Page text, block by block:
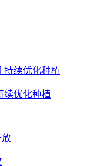
续优化种植